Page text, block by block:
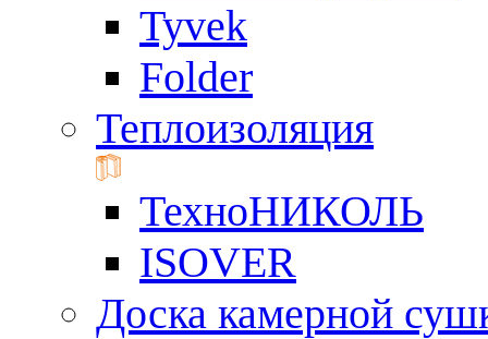
Tyvek
Folder
Теплоизоляция
ТехноНИКОЛЬ
ISOVER
Доска камерной